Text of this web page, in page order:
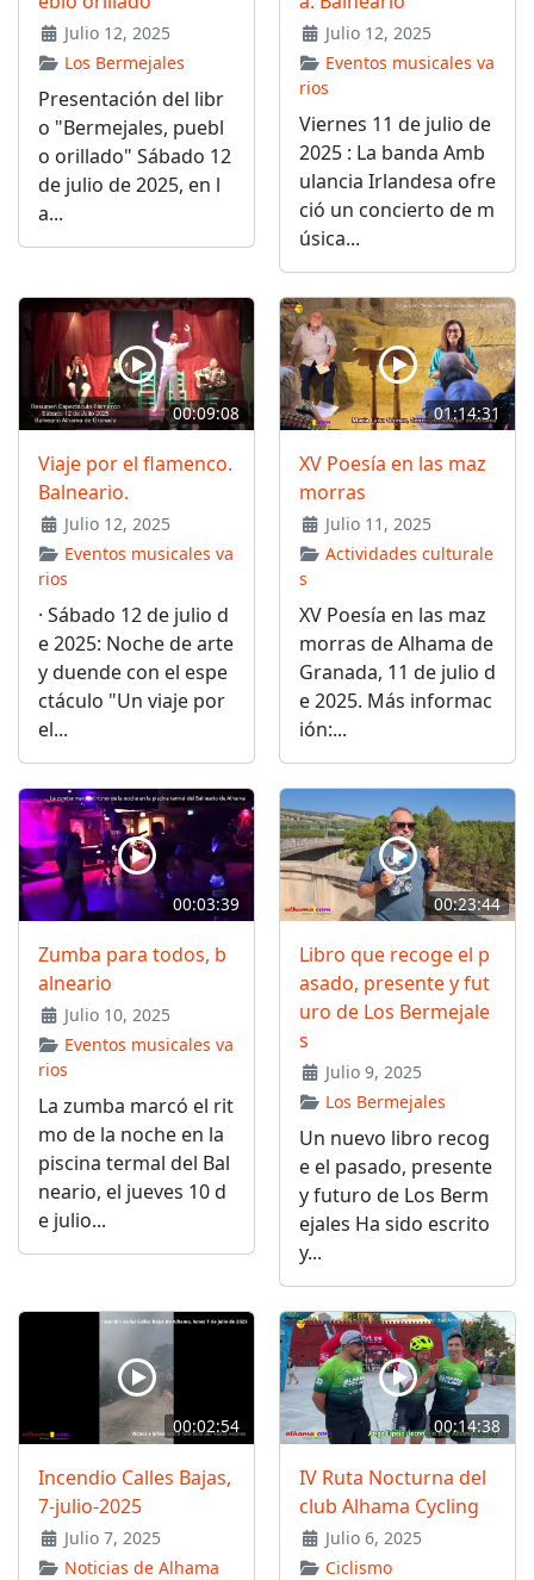
Julio 12, 2025
Los Bermejales
Presentación del libr
o "Bermejales, puebl
o orillado" Sábado 12
de julio de 2025, en l
a...
Julio 12, 2025
Eventos musicales va
rios
Viernes 11 de julio de
2025 : La banda Amb
ulancia Irlandesa ofre
ció un concierto de m
úsica...
00:09:08
Viaje por el flamenco.
Balneario.
Julio 12, 2025
Eventos musicales va
rios
· Sábado 12 de julio d
e 2025: Noche de arte
y duende con el espe
ctáculo "Un viaje por
el...
01:14:31
XV Poesía en las maz
morras
Julio 11, 2025
Actividades culturale
s
XV Poesía en las maz
morras de Alhama de
Granada, 11 de julio d
e 2025. Más informac
ión:...
00:03:39
Zumba para todos, b
alneario
Julio 10, 2025
Eventos musicales va
rios
La zumba marcó el rit
mo de la noche en la
piscina termal del Bal
neario, el jueves 10 d
e julio...
00:23:44
Libro que recoge el p
asado, presente y fut
uro de Los Bermejale
s
Julio 9, 2025
Los Bermejales
Un nuevo libro recog
e el pasado, presente
y futuro de Los Berm
ejales Ha sido escrito
y...
00:02:54
Incendio Calles Bajas,
7-julio-2025
Julio 7, 2025
Noticias de Alhama
00:14:38
IV Ruta Nocturna del
club Alhama Cycling
Julio 6, 2025
Ciclismo